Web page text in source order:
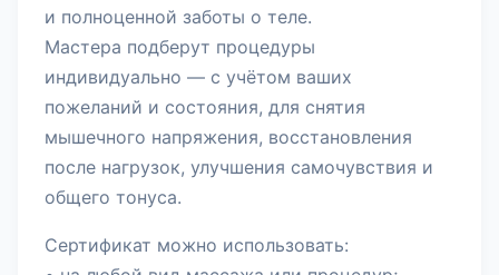
и полноценной заботы о теле.
Мастера подберут процедуры
индивидуально — с учётом ваших
пожеланий и состояния, для снятия
мышечного напряжения, восстановления
после нагрузок, улучшения самочувствия и
общего тонуса.
Сертификат можно использовать: